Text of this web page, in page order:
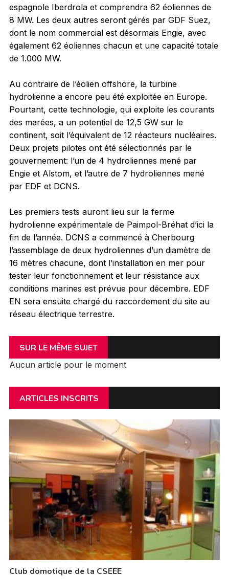
espagnole Iberdrola et comprendra 62 éoliennes de
8 MW. Les deux autres seront gérés par GDF Suez,
dont le nom commercial est désormais Engie, avec
également 62 éoliennes chacun et une capacité totale
de 1.000 MW.
Au contraire de l’éolien offshore, la turbine
hydrolienne a encore peu été exploitée en Europe.
Pourtant, cette technologie, qui exploite les courants
des marées, a un potentiel de 12,5 GW sur le
continent, soit l’équivalent de 12 réacteurs nucléaires.
Deux projets pilotes ont été sélectionnés par le
gouvernement: l’un de 4 hydroliennes mené par
Engie et Alstom, et l’autre de 7 hydroliennes mené
par EDF et DCNS.
Les premiers tests auront lieu sur la ferme
hydrolienne expérimentale de Paimpol-Bréhat d’ici la
fin de l’année. DCNS a commencé à Cherbourg
l’assemblage de deux hydroliennes d’un diamètre de
16 mètres chacune, dont l’installation en mer pour
tester leur fonctionnement et leur résistance aux
conditions marines est prévue pour décembre. EDF
EN sera ensuite chargé du raccordement du site au
réseau électrique terrestre.
SUR LE MÊME SUJET
Aucun article pour le moment
ARTICLES INSCRITS
Club domotique de la CSEEE